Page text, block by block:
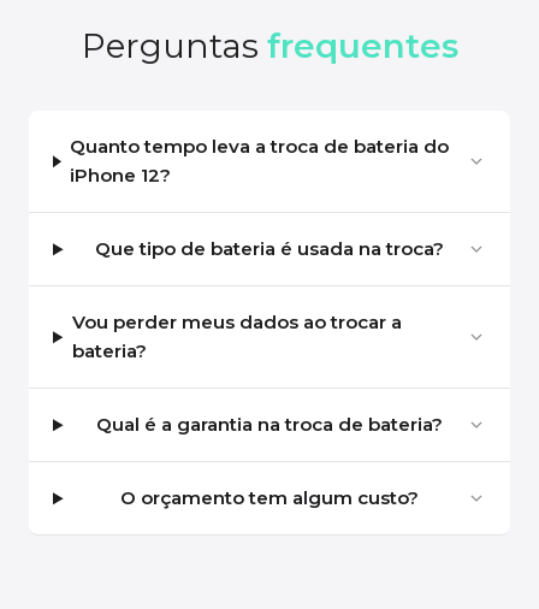
Perguntas frequentes
Quanto tempo leva a troca de bateria do
iPhone 12?
Que tipo de bateria é usada na troca?
Vou perder meus dados ao trocar a
bateria?
Qual é a garantia na troca de bateria?
O orçamento tem algum custo?